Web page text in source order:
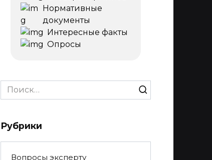
Нормативные
документы
Интересные факты
Опросы
Search
for:
Рубрики
Вопросы эксперту